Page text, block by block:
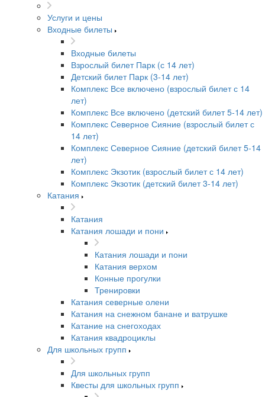
Услуги и цены
Входные билеты
Входные билеты
Взрослый билет Парк (с 14 лет)
Детский билет Парк (3-14 лет)
Комплекс Все включено (взрослый билет с 14
лет)
Комплекс Все включено (детский билет 5-14 лет)
Комплекс Северное Сияние (взрослый билет с
14 лет)
Комплекс Северное Сияние (детский билет 5-14
лет)
Комплекс Экзотик (взрослый билет с 14 лет)
Комплекс Экзотик (детский билет 3-14 лет)
Катания
Катания
Катания лошади и пони
Катания лошади и пони
Катания верхом
Конные прогулки
Тренировки
Катания северные олени
Катания на снежном банане и ватрушке
Катание на снегоходах
Катания квадроциклы
Для школьных групп
Для школьных групп
Квесты для школьных групп